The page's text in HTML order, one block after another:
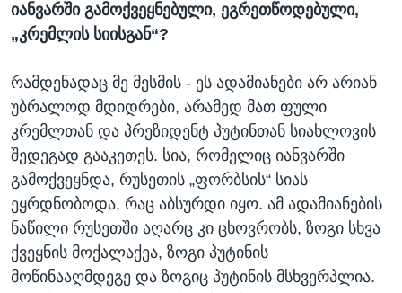
იანვარში გამოქვეყნებული, ეგრეთწოდებული,
„კრემლის სიისგან“?
რამდენადაც მე მესმის - ეს ადამიანები არ არიან
უბრალოდ მდიდრები, არამედ მათ ფული
კრემლთან და პრეზიდენტ პუტინთან სიახლოვის
შედეგად გააკეთეს. სია, რომელიც იანვარში
გამოქვეყნდა, რუსეთის „ფორბსის“ სიას
ეყრდნობოდა, რაც აბსურდი იყო. ამ ადამიანების
ნაწილი რუსეთში აღარც კი ცხოვრობს, ზოგი სხვა
ქვეყნის მოქალაქეა, ზოგი პუტინის
მოწინააღმდეგე და ზოგიც პუტინის მსხვერპლია.